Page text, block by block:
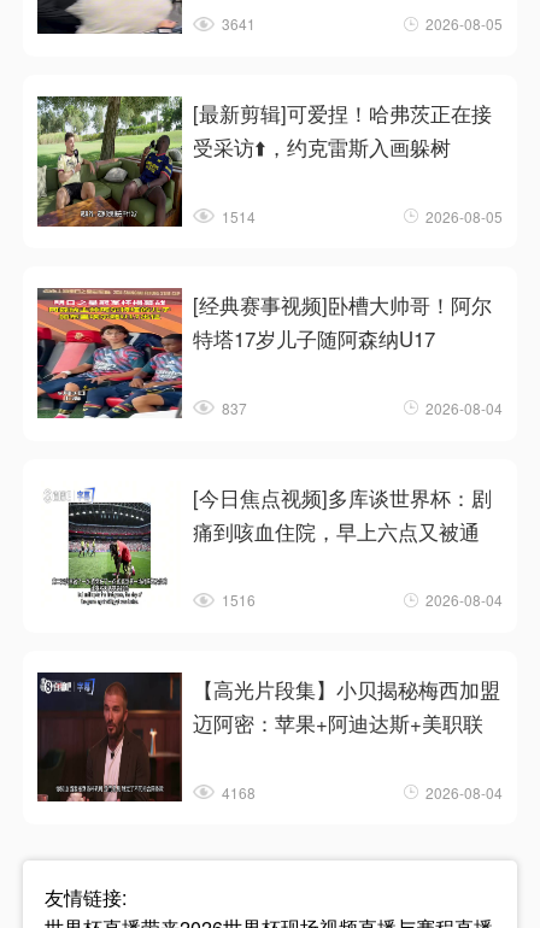
3641 2026-08-05
[最新剪辑]可爱捏！哈弗茨正在接
受采访⬆️，约克雷斯入画躲树
1514 2026-08-05
[经典赛事视频]卧槽大帅哥！阿尔
特塔17岁儿子随阿森纳U17
837 2026-08-04
[今日焦点视频]多库谈世界杯：剧
痛到咳血住院，早上六点又被通
1516 2026-08-04
【高光片段集】小贝揭秘梅西加盟
迈阿密：苹果+阿迪达斯+美职联
4168 2026-08-04
友情链接: